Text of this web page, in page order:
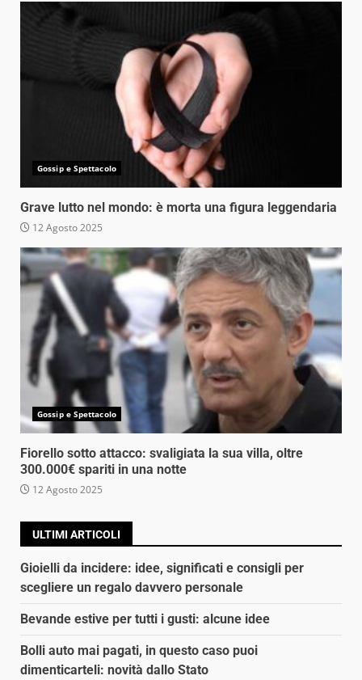
Gossip e Spettacolo
Grave lutto nel mondo: è morta una figura leggendaria
12 Agosto 2025
Gossip e Spettacolo
Fiorello sotto attacco: svaligiata la sua villa, oltre
300.000€ spariti in una notte
12 Agosto 2025
ULTIMI ARTICOLI
Gioielli da incidere: idee, significati e consigli per
scegliere un regalo davvero personale
Bevande estive per tutti i gusti: alcune idee
Bolli auto mai pagati, in questo caso puoi
dimenticarteli: novità dallo Stato